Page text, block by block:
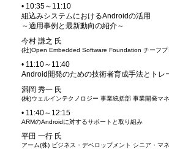
• 10:35～11:10
組込みシステムにおけるAndroidの活用
～適用事例と最新動向の紹介～
今村 謙之 氏
(社)Open Embedded Software Foundation チーフプ
• 11:10～11:40
Android開発のための技術者育成手法とトレ
満岡 秀一 氏
(株)ウェルインテクノロジー 事業統括部 事業開発マ
• 11:40～12:15
ARMのAndroidに対するサポートと取り組み
平田 一行 氏
アーム(株) ビジネス・デベロップメント シニア・マ